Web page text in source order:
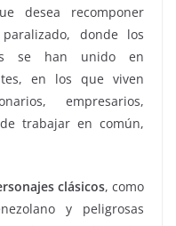
desea recomponer
donde los
se han unido en
en los que viven
empresarios,
trabajar en común,
clásicos, como
y peligrosas